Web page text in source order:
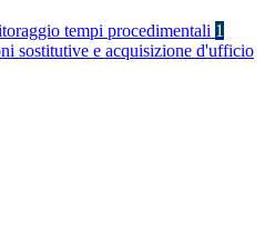
tempi procedimentali 1
sostitutive e acquisizione d'ufficio